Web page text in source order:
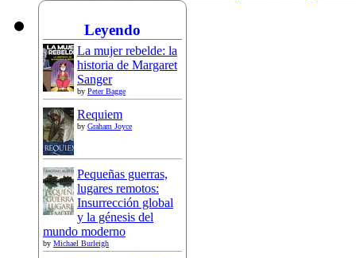
Leyendo
La mujer rebelde: la
historia de Margaret
Sanger
by Peter Bagge
Requiem
by Graham Joyce
Pequeñas guerras,
lugares remotos:
Insurrección global
y la génesis del
mundo moderno
by Michael Burleigh